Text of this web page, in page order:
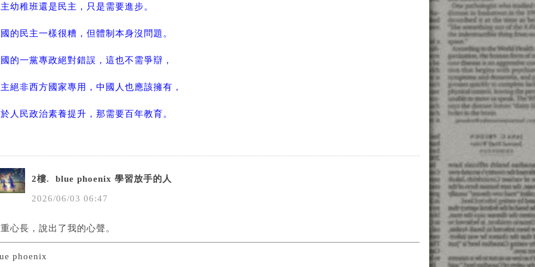
幼稚班還是民主，只是需要進步。
的民主一樣很糟，但體制本身沒問題。
的一黨專政絕對錯誤，這也不需爭辯，
絕非西方國家專用，中國人也應該擁有，
人民政治素養提升，那需要百年教育。
2樓. blue phoenix 學習放手的人
2026/06/03 06:47
心長，說出了我的心聲。
phoenix